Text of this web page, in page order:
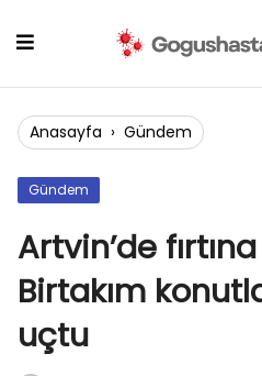
Anasayfa › Gündem
Gündem
Artvin’de
Birtakım
uçtu